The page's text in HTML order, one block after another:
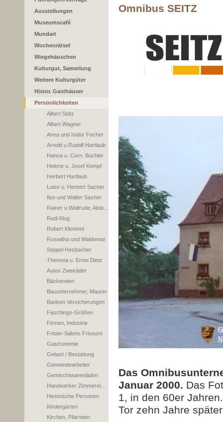
Ausstellungen
Museumscafé
Mundart
Wochenrätsel
Wiegehäuschen
Kulturgut, Sammlung
Weitere Kulturgüter
Histor. Gasthäuser
Persönlichkeiten
Albert Seitz
Albert Wagner
Anna und Isidor Fecher
Arnold u.Rudolf Hartlaub
Hanna u. Corn. Büchler
Helene u. Josef Kempf
Herbert Hartlaub
Luise u. Herbert Sacher
Ilse und Walter Sacher
Rainer u.Waltrude, Alois...
Rudi Klug
Robert Klement
Roswitha und Waldemar
Seppel Hesbacher
Theresia u. Ernst Dietz
Autos Zweiräder
Bäckereien
Bauunternehmer, Maurer
Banken Versicherungen
Faschings-Größen
Firmen, Industrie
Frisier-Salons Friseure
Gastronomie
Geburt / Bestattung
Gemeindearbeiter
Gemischtwarenläden
Handwerker Zimmerer...
Historische Personen
Kindergärten
Kirchen, Pfarreien
Omnibus SEITZ
Das
Januar 2000. Das
1, in den 60er
Tor zehn Jahre